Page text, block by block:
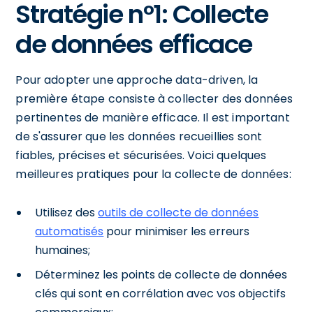
Stratégie n°1: Collecte
de données efficace
Pour adopter une approche data-driven, la
première étape consiste à collecter des données
pertinentes de manière efficace. Il est important
de s'assurer que les données recueillies sont
fiables, précises et sécurisées. Voici quelques
meilleures pratiques pour la collecte de données:
Utilisez desoutils de collecte de données
automatisés pour minimiser les erreurs
humaines;
Déterminez les points de collecte de données
clés qui sont en corrélation avec vos objectifs